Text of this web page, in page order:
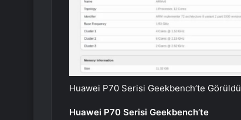
Huawei P70 Serisi Geekbench’te Görüldü
Huawei P70 Serisi Geekbench’te